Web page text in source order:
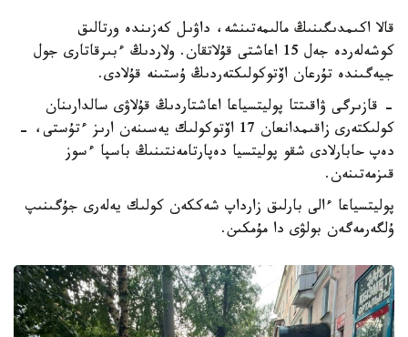
قالا اكىمدىگىنىڭ مالىمەتىنشە، داۋىل كەزىندە ورتالىق
كوشەلەردە جەل 15 اعاشتى قۇلاتقان. ولاردىڭ ءبىرقاتارى جول
جيەگىندە تۇرعان اۆتوكولىكتەردىڭ ۇستىنە قۇلادى.
- قازىرگى ۋاقىتتا پوليتسياعا اعاشتاردىڭ قۇلاۋى سالدارىنان
كولىكتەرى زاقىمدانعان 17 اۆتوكولىك يەسىنەن ارىز ءتۇستى، -
دەپ حابارلادى شقو پوليتسيا دەپارتامەنتىنىڭ باسپا ءسوز
قىزمەتىنەن.
پوليتسياعا ءالى بارلىق زارداپ شەككەن كولىك يەلەرى جۇگىنىپ
ۇلگەرمەگەن بولۋى دا مۇمكىن.